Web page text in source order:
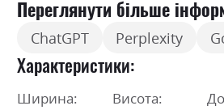
Переглянути більше
ChatGPT Perplexity
Характеристики
Ширина: Висота: